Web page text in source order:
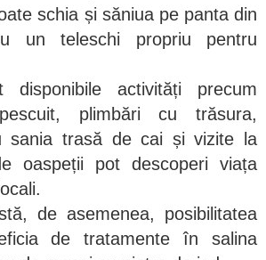
schia și săniua pe panta din
un teleschi propriu pentru
disponibile activități precum
plimbări cu trăsura,
sania trasă de cai și vizite la
oaspeții pot descoperi viața
de asemenea, posibilitatea
de tratamente în salina